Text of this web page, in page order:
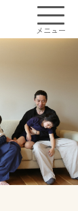
メニュー